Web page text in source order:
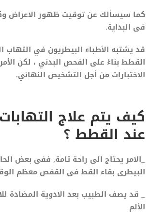
كما سيسألك عن توقيت ظهور الاعراض
فى البداية.
قد يشتبه الأطباء البيطريون في
القطط بناءً على الفحص البدني ، لكن
الاختبارات من أجل التشخيص النهائي.
كيف يتم علاج
عند القطط ؟
_الامر يحتاج الى راحة تامة, ففى بعض
البيطرى بقاء القط فى القفص معظم
_ قد يصف الطبيب بعد الادوية المضادة
الألم